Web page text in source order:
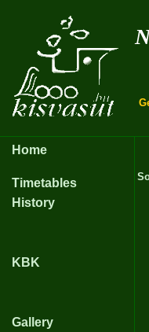
Home
Timetables
History
KBK
Gallery